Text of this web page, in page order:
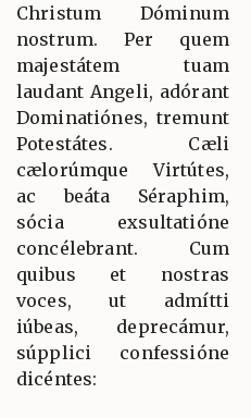
Christum Dóminum
nostrum. Per quem
majestátem tuam
laudant Angeli, adórant
Dominatiónes, tremunt
Potestátes. Cæli
cælorúmque Virtútes,
ac beáta Séraphim,
sócia exsultatióne
concélebrant. Cum
quibus et nostras
voces, ut admítti
iúbeas, deprecámur,
súpplici confessióne
dicéntes: